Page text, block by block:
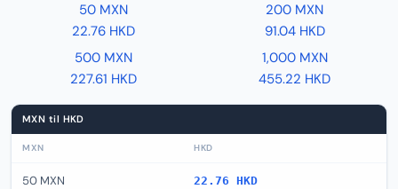
50 MXN
22.76 HKD
200 MXN
91.04 HKD
500 MXN
227.61 HKD
1,000 MXN
455.22 HKD
MXN til HKD
MXN HKD
50 MXN 22.76 HKD